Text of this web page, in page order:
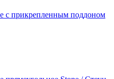
с прикрепленным поддоном